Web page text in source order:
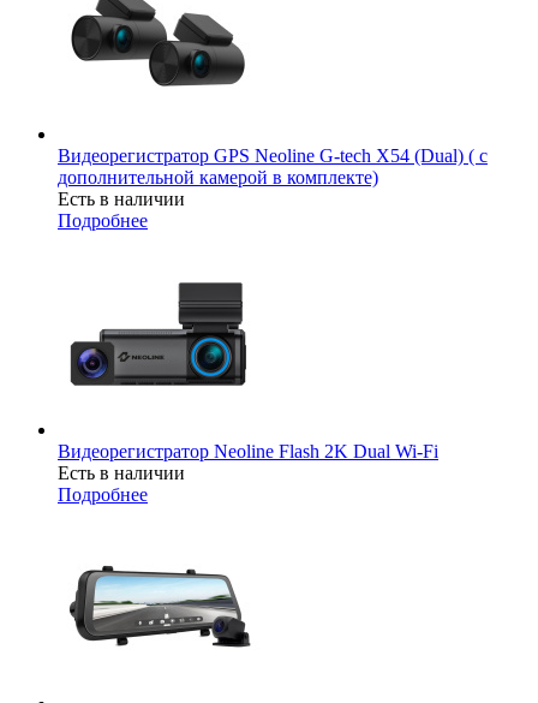
Видеорегистратор GPS Neoline G-tech X54 (Dual) ( с
дополнительной камерой в комплекте)
Есть в наличии
Подробнее
Видеорегистратор Neoline Flash 2K Dual Wi-Fi
Есть в наличии
Подробнее